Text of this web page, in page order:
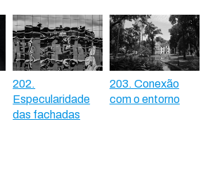
202.
Especularidade
das fachadas
203. Conexão
com o entorno